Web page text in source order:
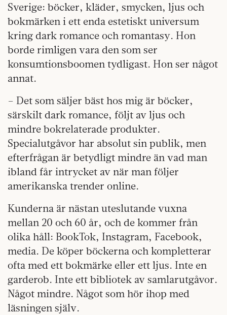
Sverige: böcker, kläder, smycken, ljus och
bokmärken i ett enda estetiskt universum
kring dark romance och romantasy. Hon
borde rimligen vara den som ser
konsumtionsboomen tydligast. Hon ser något
annat.
– Det som säljer bäst hos mig är böcker,
särskilt dark romance, följt av ljus och
mindre bokrelaterade produkter.
Specialutgåvor har absolut sin publik, men
efterfrågan är betydligt mindre än vad man
ibland får intrycket av när man följer
amerikanska trender online.
Kunderna är nästan uteslutande vuxna
mellan 20 och 60 år, och de kommer från
olika håll: BookTok, Instagram, Facebook,
media. De köper böckerna och kompletterar
ofta med ett bokmärke eller ett ljus. Inte en
garderob. Inte ett bibliotek av samlarutgåvor.
Något mindre. Något som hör ihop med
läsningen själv.